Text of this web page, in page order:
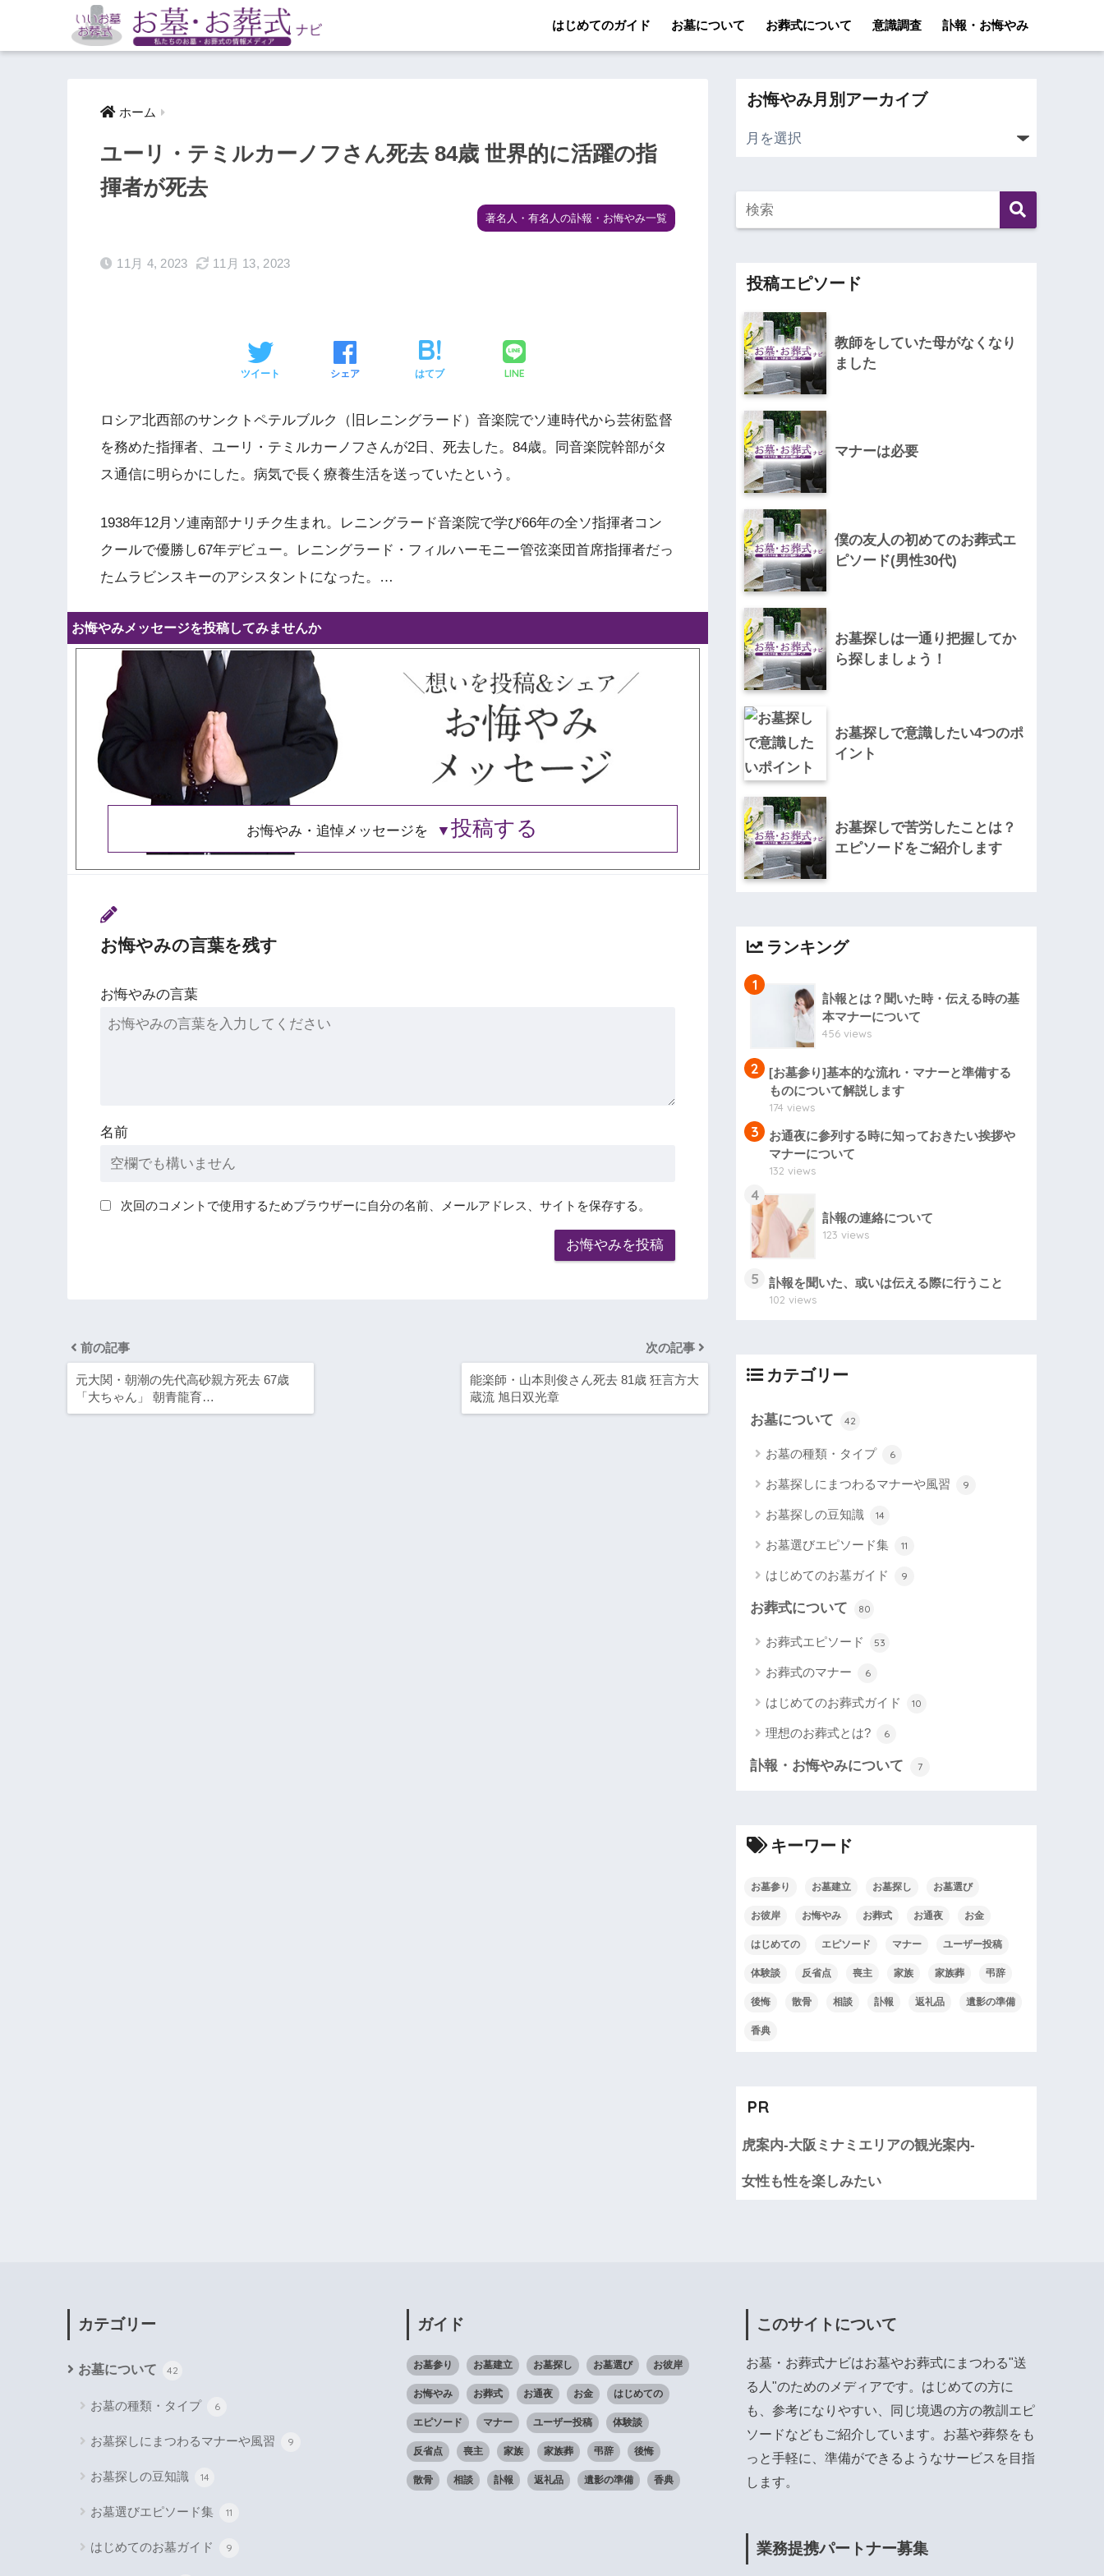
はじめてのガイド お墓について お葬式について 意識調査 訃報・お悔やみ
ホーム
ユーリ・テミルカーノフさん死去 84歳 世界的に活躍の指
揮者が死去
著名人・有名人の訃報・お悔やみ一覧
11月 4, 2023 11月 13, 2023
ツイート シェア はてブ LINE
ロシア北西部のサンクトペテルブルク（旧レニングラード）音楽院でソ連時代から芸術監督
を務めた指揮者、ユーリ・テミルカーノフさんが2日、死去した。84歳。同音楽院幹部がタ
ス通信に明らかにした。病気で長く療養生活を送っていたという。
1938年12月ソ連南部ナリチク生まれ。レニングラード音楽院で学び66年の全ソ指揮者コン
クールで優勝し67年デビュー。レニングラード・フィルハーモニー管弦楽団首席指揮者だっ
たムラビンスキーのアシスタントになった。…
お悔やみメッセージを投稿してみませんか
お悔やみ・追悼メッセージを 投稿する
お悔やみの言葉を残す
お悔やみの言葉
名前
次回のコメントで使用するためブラウザーに自分の名前、メールアドレス、サイトを保存する。
前の記事
元大関・朝潮の先代高砂親方死去 67歳
「大ちゃん」 朝青龍育…
次の記事
能楽師・山本則俊さん死去 81歳 狂言方大
蔵流 旭日双光章
お悔やみ月別アーカイブ
投稿エピソード
教師をしていた母がなくなり
ました
マナーは必要
僕の友人の初めてのお葬式エ
ピソード(男性30代)
お墓探しは一通り把握してか
ら探しましょう！
お墓探しで意識したい4つのポ
イント
お墓探しで苦労したことは？
エピソードをご紹介します
ランキング
1
訃報とは？聞いた時・伝える時の基
本マナーについて
456 views
2
[お墓参り]基本的な流れ・マナーと準備する
ものについて解説します
174 views
3
お通夜に参列する時に知っておきたい挨拶や
マナーについて
132 views
4
訃報の連絡について
123 views
5 訃報を聞いた、或いは伝える際に行うこと
102 views
カテゴリー
お墓について 42
お墓の種類・タイプ 6
お墓探しにまつわるマナーや風習 9
お墓探しの豆知識 14
お墓選びエピソード集 11
はじめてのお墓ガイド 9
お葬式について 80
お葬式エピソード 53
お葬式のマナー 6
はじめてのお葬式ガイド 10
理想のお葬式とは? 6
訃報・お悔やみについて 7
キーワード
お墓参り お墓建立 お墓探し お墓選び
お彼岸 お悔やみ お葬式 お通夜 お金
はじめての エピソード マナー ユーザー投稿
体験談 反省点 喪主 家族 家族葬 弔辞
後悔 散骨 相談 訃報 返礼品 遺影の準備
香典
PR
虎案内-大阪ミナミエリアの観光案内-
女性も性を楽しみたい
カテゴリー
お墓について 42
お墓の種類・タイプ 6
お墓探しにまつわるマナーや風習 9
お墓探しの豆知識 14
お墓選びエピソード集 11
はじめてのお墓ガイド 9
ガイド
お墓参り お墓建立 お墓探し お墓選び お彼岸
お悔やみ お葬式 お通夜 お金 はじめての
エピソード マナー ユーザー投稿 体験談
反省点 喪主 家族 家族葬 弔辞 後悔
散骨 相談 訃報 返礼品 遺影の準備 香典
このサイトについて
お墓・お葬式ナビはお墓やお葬式にまつわる"送
る人"のためのメディアです。はじめての方に
も、参考になりやすい、同じ境遇の方の教訓エピ
ソードなどもご紹介しています。お墓や葬祭をも
っと手軽に、準備ができるようなサービスを目指
します。
業務提携パートナー募集